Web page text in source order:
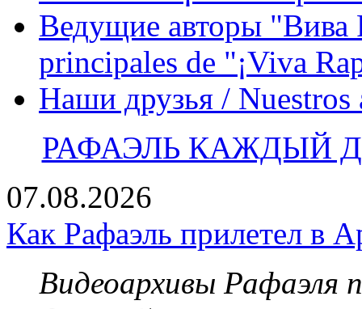
Ведущие авторы "Вива
principales de "¡Viva
Наши друзья / Nuestros
РАФАЭЛЬ КАЖДЫЙ
07.08.2026
Как Рафаэль прилетел в
Видеоархивы Рафаэля